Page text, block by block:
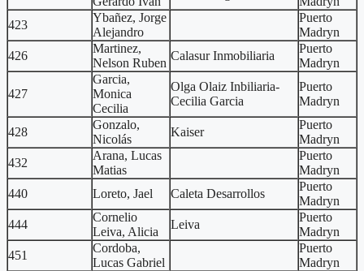
423
Ybañez, Jorge
Alejandro
Puerto
Madryn
426
Martinez,
Nelson Ruben
Calasur Inmobiliaria
Puerto
Madryn
427
Garcia,
Monica
Cecilia
Olga Olaiz Inbiliaria-
Cecilia Garcia
Puerto
Madryn
428
Gonzalo,
Nicolás
Kaiser
Puerto
Madryn
432
Arana, Lucas
Matias
Puerto
Madryn
440
Loreto, Jael Caleta Desarrollos
Puerto
Madryn
444
Cornelio
Leiva, Alicia
Leiva
Puerto
Madryn
451
Cordoba,
Lucas Gabriel
Puerto
Madryn